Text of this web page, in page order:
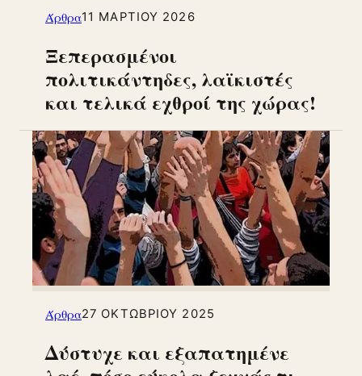
Άρθρα11 ΜΑΡΤΊΟΥ 2026
Ξεπερασμένοι
πολιτικάντηδες, λαϊκιστές
και τελικά εχθροί της χώρας!
Άρθρα27 ΟΚΤΩΒΡΊΟΥ 2025
Δύστυχε και εξαπατημένε